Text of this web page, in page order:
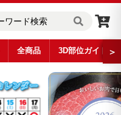
全商品 3D部位ガイド ＞